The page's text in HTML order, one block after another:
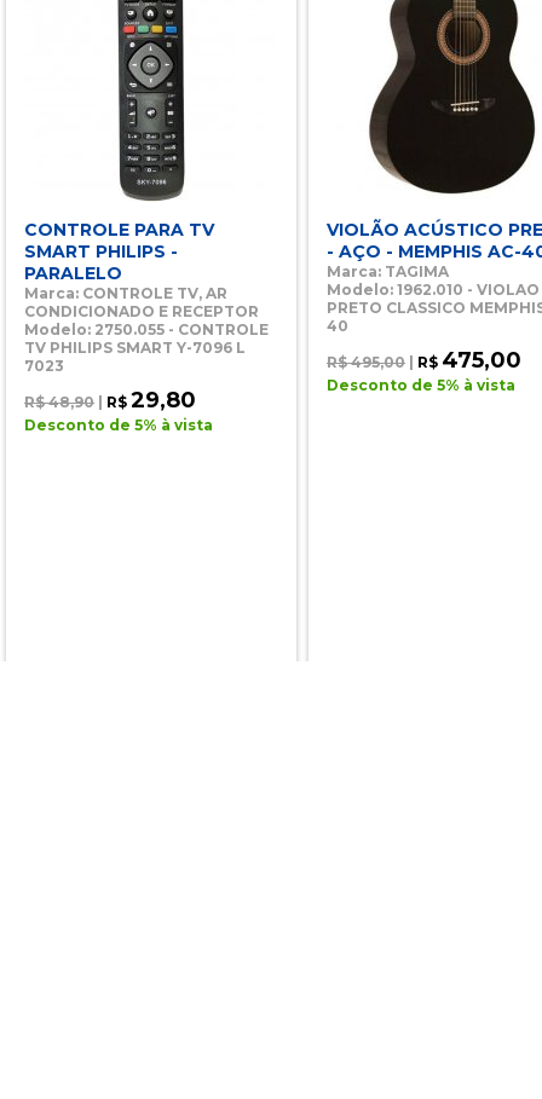
CONTROLE PARA TV
SMART PHILIPS -
PARALELO
Marca: CONTROLE TV, AR
CONDICIONADO E RECEPTOR
Modelo: 2750.055 - CONTROLE
TV PHILIPS SMART Y-7096 L
7023
R$ 48,90
R$ 29,80
Desconto de 5% à vista
VIOLÃO ACÚSTICO
- AÇO - MEMPHIS AC-
Marca: TAGIMA
Modelo: 1962.010 - VIOLAO
PRETO CLASSICO
40
R$ 495,00
R$ 475,00
Desconto de 5% à vista